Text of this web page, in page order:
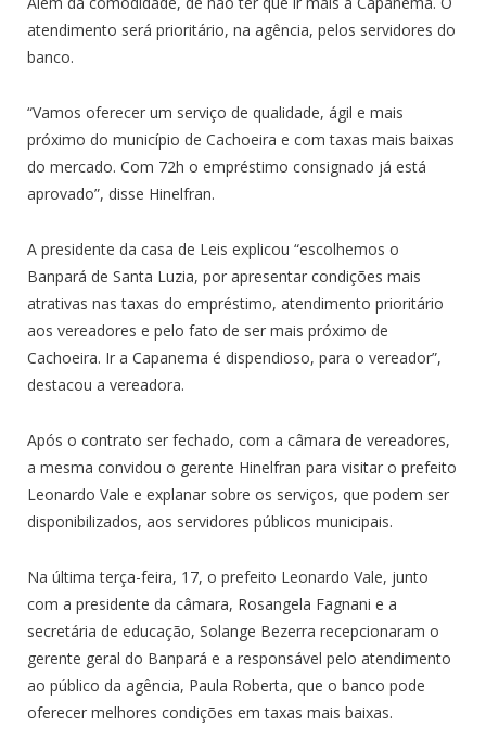
atendimento será prioritário, na agência, pelos servidores do
banco.
“Vamos oferecer um serviço de qualidade, ágil e mais
próximo do município de Cachoeira e com taxas mais baixas
do mercado. Com 72h o empréstimo consignado já está
aprovado”, disse Hinelfran.
A presidente da casa de Leis explicou “escolhemos o
Banpará de Santa Luzia, por apresentar condições mais
atrativas nas taxas do empréstimo, atendimento prioritário
aos vereadores e pelo fato de ser mais próximo de
Cachoeira. Ir a Capanema é dispendioso, para o vereador”,
destacou a vereadora.
Após o contrato ser fechado, com a câmara de vereadores,
a mesma convidou o gerente Hinelfran para visitar o prefeito
Leonardo Vale e explanar sobre os serviços, que podem ser
disponibilizados, aos servidores públicos municipais.
Na última terça-feira, 17, o prefeito Leonardo Vale, junto
com a presidente da câmara, Rosangela Fagnani e a
secretária de educação, Solange Bezerra recepcionaram o
gerente geral do Banpará e a responsável pelo atendimento
ao público da agência, Paula Roberta, que o banco pode
oferecer melhores condições em taxas mais baixas.